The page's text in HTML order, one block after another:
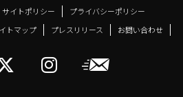
サイトポリシー
プライバシーポリシー
トマップ プレスリリース お問い合わせ
キョーアーツ
メールニ